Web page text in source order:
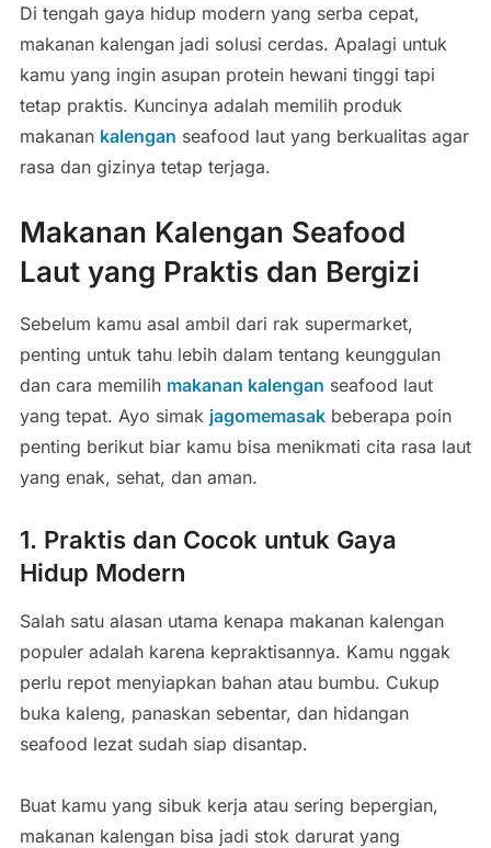
Di tengah gaya hidup modern yang serba cepat,
makanan kalengan jadi solusi cerdas. Apalagi untuk
kamu yang ingin asupan protein hewani tinggi tapi
tetap praktis. Kuncinya adalah memilih produk
makanan kalengan seafood laut yang berkualitas agar
rasa dan gizinya tetap terjaga.
Makanan Kalengan Seafood
Laut yang Praktis dan Bergizi
Sebelum kamu asal ambil dari rak supermarket,
penting untuk tahu lebih dalam tentang keunggulan
dan cara memilih makanan kalengan seafood laut
yang tepat. Ayo simak jagomemasakbeberapa poin
penting berikut biar kamu bisa menikmati cita rasa laut
yang enak, sehat, dan aman.
1. Praktis dan Cocok untuk Gaya
Hidup Modern
Salah satu alasan utama kenapa makanan kalengan
populer adalah karena kepraktisannya. Kamu nggak
perlu repot menyiapkan bahan atau bumbu. Cukup
buka kaleng, panaskan sebentar, dan hidangan
seafood lezat sudah siap disantap.
Buat kamu yang sibuk kerja atau sering bepergian,
makanan kalengan bisa jadi stok darurat yang